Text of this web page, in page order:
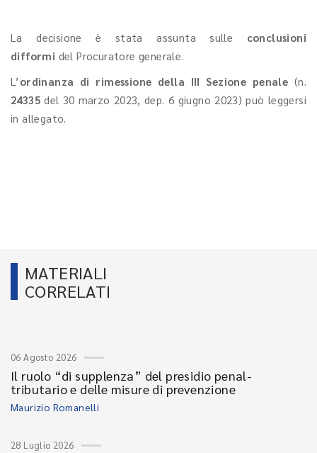
La decisione è stata assunta sulle conclusioni
difformi del Procuratore generale.
L’ ordinanza di rimessione della III Sezione penale (n.
24335 del 30 marzo 2023, dep. 6 giugno 2023) può leggersi
in allegato.
MATERIALI
CORRELATI
06 Agosto 2026
Il ruolo “di supplenza” del presidio penal-
tributario e delle misure di prevenzione
Maurizio Romanelli
28 Luglio 2026